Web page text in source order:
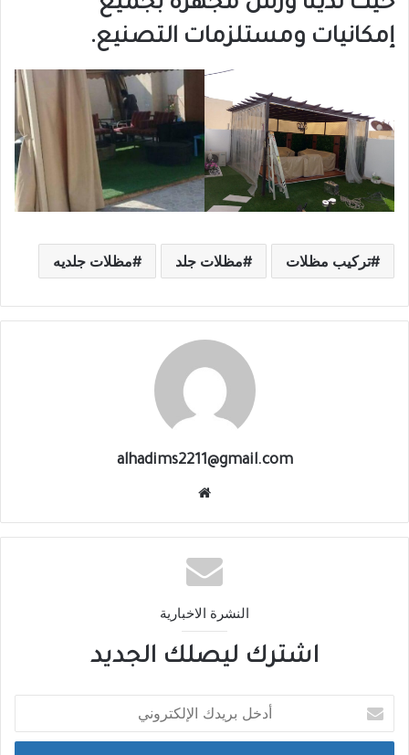
حيث لدينا ورش مجهزة بجميع
إمكانيات ومستلزمات التصنيع.
تركيب مظلات مظلات جلد مظلات جلديه
alhadims2211@gmail.com
النشرة الاخبارية
اشترك ليصلك الجديد